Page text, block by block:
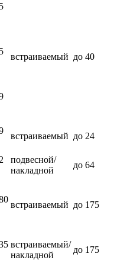
встраиваемый до 40
встраиваемый до 24
подвесной/
накладной
до 64
встраиваемый до 175
встраиваемый/
накладной
до 175